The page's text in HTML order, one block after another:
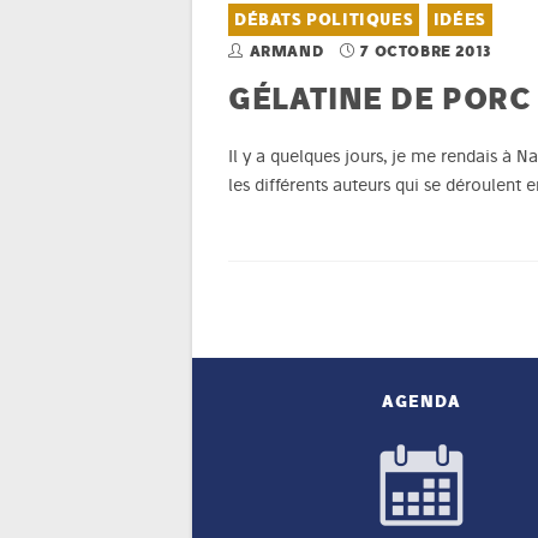
DÉBATS POLITIQUES IDÉES
ARMAND 7 OCTOBRE 2013
GÉLATINE DE
Il y a quelques jours, je me rendais à
les différents auteurs qui se déroulent
AGENDA